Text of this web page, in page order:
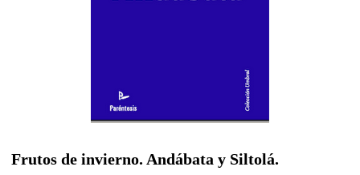
Frutos de invierno. Andábata y Siltolá.